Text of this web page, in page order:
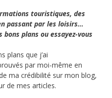
touristiques, des
passant par les loisirs…
plans ou essayez-vous
plans que j’ai
par moi-même en
ma crédibilité sur mon blog,
de mes articles.